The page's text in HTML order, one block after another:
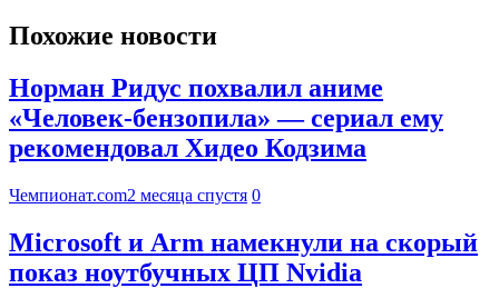
Похожие новости
Норман Ридус похвалил аниме
«Человек-бензопила» — сериал ему
рекомендовал Хидео Кодзима
Чемпионат.com2 месяца спустя 0
Microsoft и Arm намекнули на скорый
показ ноутбучных ЦП Nvidia